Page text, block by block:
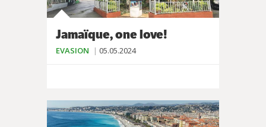
Jamaïque, one love!
EVASION 05.05.2024